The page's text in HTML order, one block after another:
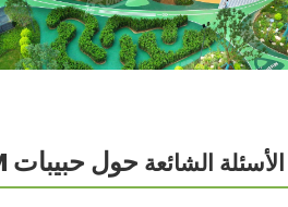
الأسئلة الشائعة حول حبيبات EPDM